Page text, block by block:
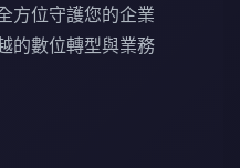
方位守護您的企業
的數位轉型與業務